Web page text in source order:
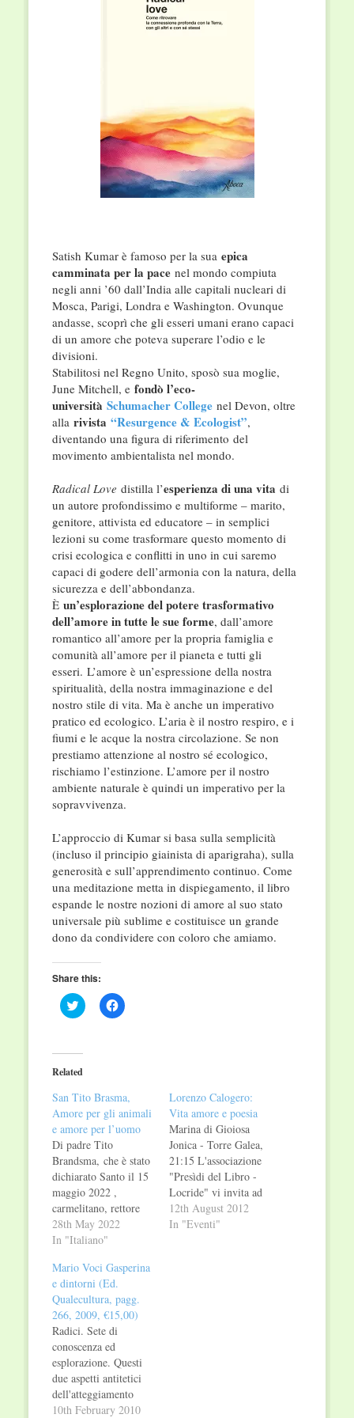
Satish Kumar è famoso per la sua epica
camminata per la pacenel mondo compiuta
negli anni ’60 dall’India alle capitali nucleari di
Mosca, Parigi, Londra e Washington. Ovunque
andasse, scoprì che gli esseri umani erano capaci
di un amore che poteva superare l’odio e le
divisioni.
Stabilitosi nel Regno Unito, sposò sua moglie,
June Mitchell, e fondò l’eco-
università Schumacher Collegenel Devon, oltre
alla rivista “Resurgence & Ecologist”,
diventando una figura di riferimento del
movimento ambientalista nel mondo.
Radical Love distilla l’esperienza di una vita di
un autore profondissimo e multiforme – marito,
genitore, attivista ed educatore – in semplici
lezioni su come trasformare questo momento di
crisi ecologica e conflitti in uno in cui saremo
capaci di godere dell’armonia con la natura, della
sicurezza e dell’abbondanza.
Èun’esplorazione del potere trasformativo
dell’amore in tutte le sue forme, dall’amore
romantico all’amore per la propria famiglia e
comunità all’amore per il pianeta e tutti gli
esseri. L’amore è un’espressione della nostra
spiritualità, della nostra immaginazione e del
nostro stile di vita. Ma è anche un imperativo
pratico ed ecologico. L’aria è il nostro respiro, e i
fiumi e le acque la nostra circolazione. Se non
prestiamo attenzione al nostro sé ecologico,
rischiamo l’estinzione. L’amore per il nostro
ambiente naturale è quindi un imperativo per la
sopravvivenza.
L’approccio di Kumar si basa sulla semplicità
(incluso il principio giainista di aparigraha), sulla
generosità e sull’apprendimento continuo. Come
una meditazione metta in dispiegamento, il libro
espande le nostre nozioni di amore al suo stato
universale più sublime e costituisce un grande
dono da condividere con coloro che amiamo.
Share this:
Click
to
(Opens
in
new
Click
to
Related
San Tito Brasma,
Amore per gli animali
e amore per l’uomo
Di padre Tito
Brandsma, che è stato
dichiarato Santo il 15
maggio 2022 ,
carmelitano, rettore
dell’Università
Cattolica di Nimega e
conosce l’aperta
opposizione al regime
nazista che lo porterà
alla morte; egli,
infatti, venne
giustiziato come
oppositore politico a
Dachau nel 1942. Per
la sua tenacia nella…
28th May 2022
In "Italiano"
Lorenzo Calogero:
Vita amore e poesia
Marina di Gioiosa
Jonica - Torre Galea,
21:15 L'associazione
"Presìdi del Libro -
Locride" vi invita ad
un serata dedicata al
poeta LORENZO
12th August 2012
In "Eventi"
Mario Voci Gasperina
e dintorni (Ed.
Qualecultura, pagg.
266, 2009, €15,00)
Radici. Sete di
conoscenza ed
esplorazione. Questi
due aspetti antitetici
dell'atteggiamento
umano nei confronti
10th February 2010